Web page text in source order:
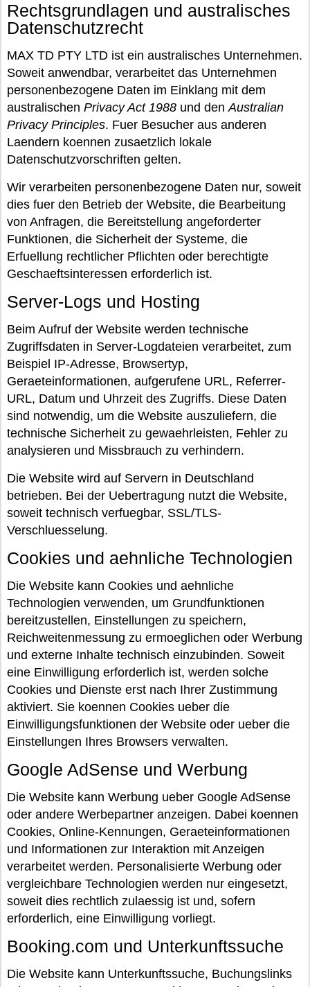
Rechtsgrundlagen und australisches
Datenschutzrecht
MAX TD PTY LTD ist ein australisches Unternehmen.
Soweit anwendbar, verarbeitet das Unternehmen
personenbezogene Daten im Einklang mit dem
australischen Privacy Act 1988 und denAustralian
Privacy Principles. Fuer Besucher aus anderen
Laendern koennen zusaetzlich lokale
Datenschutzvorschriften gelten.
Wir verarbeiten personenbezogene Daten nur, soweit
dies fuer den Betrieb der Website, die Bearbeitung
von Anfragen, die Bereitstellung angeforderter
Funktionen, die Sicherheit der Systeme, die
Erfuellung rechtlicher Pflichten oder berechtigte
Geschaeftsinteressen erforderlich ist.
Server-Logs und Hosting
Beim Aufruf der Website werden technische
Zugriffsdaten in Server-Logdateien verarbeitet, zum
Beispiel IP-Adresse, Browsertyp,
Geraeteinformationen, aufgerufene URL, Referrer-
URL, Datum und Uhrzeit des Zugriffs. Diese Daten
sind notwendig, um die Website auszuliefern, die
technische Sicherheit zu gewaehrleisten, Fehler zu
analysieren und Missbrauch zu verhindern.
Die Website wird auf Servern in Deutschland
betrieben. Bei der Uebertragung nutzt die Website,
soweit technisch verfuegbar, SSL/TLS-
Verschluesselung.
Cookies und aehnliche Technologien
Die Website kann Cookies und aehnliche
Technologien verwenden, um Grundfunktionen
bereitzustellen, Einstellungen zu speichern,
Reichweitenmessung zu ermoeglichen oder Werbung
und externe Inhalte technisch einzubinden. Soweit
eine Einwilligung erforderlich ist, werden solche
Cookies und Dienste erst nach Ihrer Zustimmung
aktiviert. Sie koennen Cookies ueber die
Einwilligungsfunktionen der Website oder ueber die
Einstellungen Ihres Browsers verwalten.
Google AdSense und Werbung
Die Website kann Werbung ueber Google AdSense
oder andere Werbepartner anzeigen. Dabei koennen
Cookies, Online-Kennungen, Geraeteinformationen
und Informationen zur Interaktion mit Anzeigen
verarbeitet werden. Personalisierte Werbung oder
vergleichbare Technologien werden nur eingesetzt,
soweit dies rechtlich zulaessig ist und, sofern
erforderlich, eine Einwilligung vorliegt.
Booking.com und Unterkunftssuche
Die Website kann Unterkunftssuche, Buchungslinks